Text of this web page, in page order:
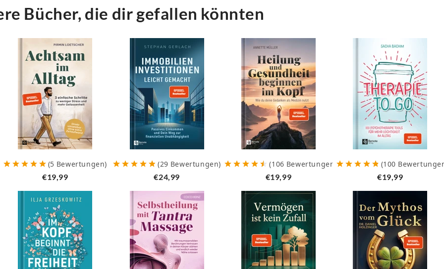
wenn du aufhörst zu zögern. Du
Selbstwirksamkeit und spürst das
wirklich zu bewegen.
hinter dir zu lassen und stattdessen
Leben selbst in die Hand zu nehmen, …
Schritt zu tun.
Schritte zum Erfolg“ und entfessle den
Bücher, die dir gefallen könnten
(5 Bewertungen)
€19,99
(29 Bewertungen)
€24,99
(106 Bewertungen )
€19,99
(100
€19,99